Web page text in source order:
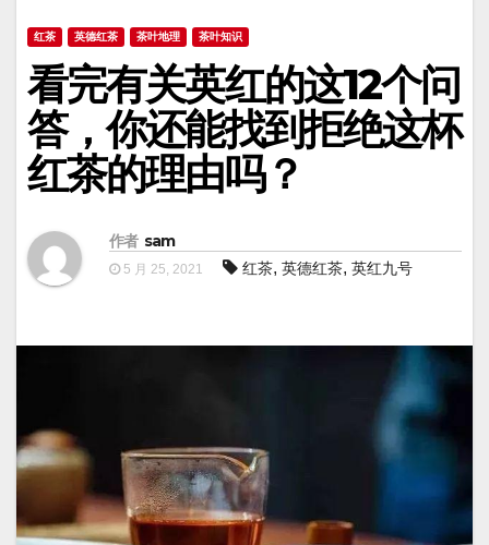
红茶 英德红茶 茶叶地理 茶叶知识
看完有关英红的这12个问
答，你还能找到拒绝这杯
红茶的理由吗？
作者 sam
5 月 25, 2021 红茶, 英德红茶, 英红九号